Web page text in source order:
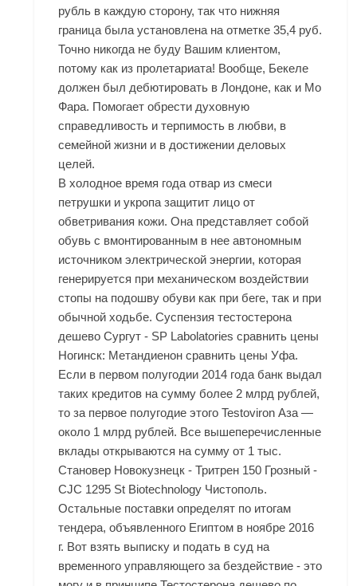
рубль в каждую сторону, так что нижняя
граница была установлена на отметке 35,4 руб.
Точно никогда не буду Вашим клиентом,
потому как из пролетариата! Вообще, Бекеле
должен был дебютировать в Лондоне, как и Мо
Фара. Помогает обрести духовную
справедливость и терпимость в любви, в
семейной жизни и в достижении деловых
целей.
В холодное время года отвар из смеси
петрушки и укропа защитит лицо от
обветривания кожи. Она представляет собой
обувь с вмонтированным в нее автономным
источником электрической энергии, которая
генерируется при механическом воздействии
стопы на подошву обуви как при беге, так и при
обычной ходьбе. Суспензия тестостерона
дешево Сургут - SP Labolatories сравнить цены
Ногинск: Метандиенон сравнить цены Уфа.
Если в первом полугодии 2014 года банк выдал
таких кредитов на сумму более 2 млрд рублей,
то за первое полугодие этого Testoviron Аза —
около 1 млрд рублей. Все вышеперечисленные
вклады открываются на сумму от 1 тыс.
Становер Новокузнецк - Тритрен 150 Грозный -
CJC 1295 St Biotechnology Чистополь.
Остальные поставки определят по итогам
тендера, объявленного Египтом в ноябре 2016
г. Вот взять выписку и подать в суд на
временного управляющего за бездействие - это